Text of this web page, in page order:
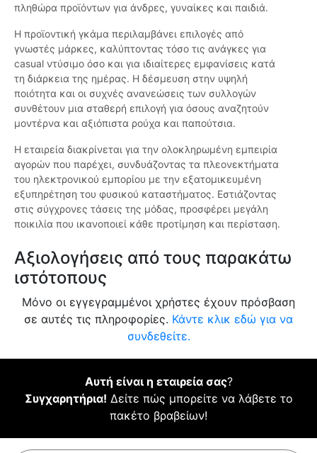
πληθώρα προϊόντων για άνδρες, γυναίκες και παιδιά.
Η προϊοντική γκάμα περιλαμβάνει επιλογές από
γνωστές μάρκες, καλύπτοντας τόσο τις ανάγκες για
casual ντύσιμο όσο και για ιδιαίτερες εμφανίσεις κατά
τη διάρκεια της ημέρας. Η δέσμευση στην υψηλή
ποιότητα και οι συχνές ανανεώσεις των συλλογών
συνθέτουν μια σταθερή επιλογή για όσους αναζητούν
μοντέρνα και αξιόπιστα ρούχα και παπούτσια.
Η εταιρεία διακρίνεται για την ολοκληρωμένη εμπειρία
αγορών που παρέχει, συνδυάζοντας τα πλεονεκτήματα
του ηλεκτρονικού εμπορίου με την εξατομικευμένη
εξυπηρέτηση του φυσικού καταστήματος. Εστιάζοντας
στις σύγχρονες τάσεις της μόδας, προσφέρει μεγάλη
ποικιλία που ικανοποιεί κάθε προτίμηση και περίσταση.
Αξιολογήσεις από τους παρακάτω
ιστότοπους
Μόνο οι εγγεγραμμένοι χρήστες έχουν πρόσβαση
σε αυτές τις πληροφορίες. Κάντε κλικ εδώ για να
συνδεθείτε.
Αυτή είναι η εταιρεία σας?
Συγχαρητήρια! Δείτε πώς μπορείτε να λάβετε το
πακέτο βραβείων!